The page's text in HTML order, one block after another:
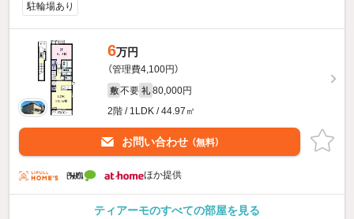
駐輪場あり
6万円
（管理費4,100円）
敷 不要 礼 80,000円
2階 / 1LDK / 44.97㎡
お問い合わせ （無料）
ほか提供
ティアーモのすべての部屋を見る